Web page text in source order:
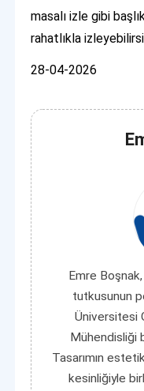
masalı izle gibi
rahatlıkla
28-04-2026
Emre
tutkusunun
Üniversitesi
Mühendisliği
Tasarımın
kesinliğiyle